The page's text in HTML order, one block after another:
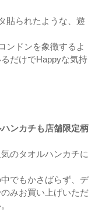
貼られたような、遊
ンドンを象徴するよ
だけでHappyな気持
ンカチも店舗限定柄
のタオルハンカチに
でもかさばらず、デ
みお買い上げいただ